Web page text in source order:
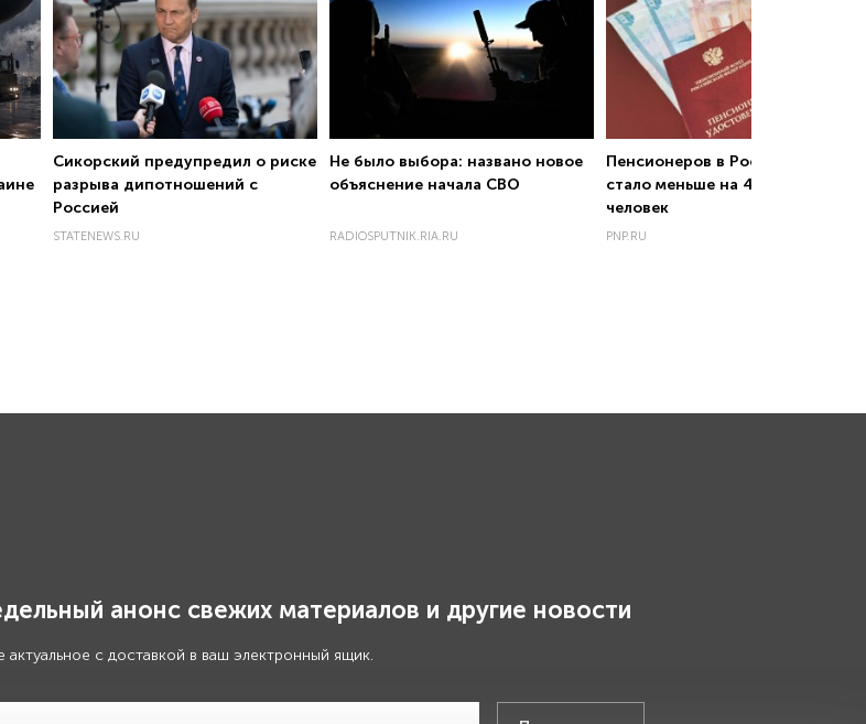
Сикорский предупредил о риске
разрыва дипотношений с
Россией
STATENEWS.RU
Не было выбора: названо новое
объяснение начала СВО
RADIOSPUTNIK.RIA.RU
Пенсионеров в России за год
стало меньше на 409 тысяч
человек
PNP.RU
анонс свежих материалов и другие новости
актуальное с доставкой в ваш электронный ящик.